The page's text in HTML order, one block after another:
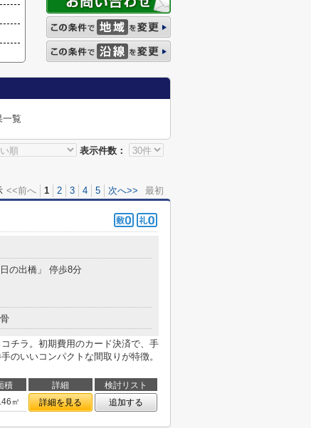
一覧
表示件数：
<<前へ 1 2 3 4 5 次へ>> 最初
の出橋」 停歩8分
チラ。初期費用のカード決済で、手
のいいコンパクトな間取りが特徴。
積 詳細
検討リスト
㎡ 詳細を見る 追加する